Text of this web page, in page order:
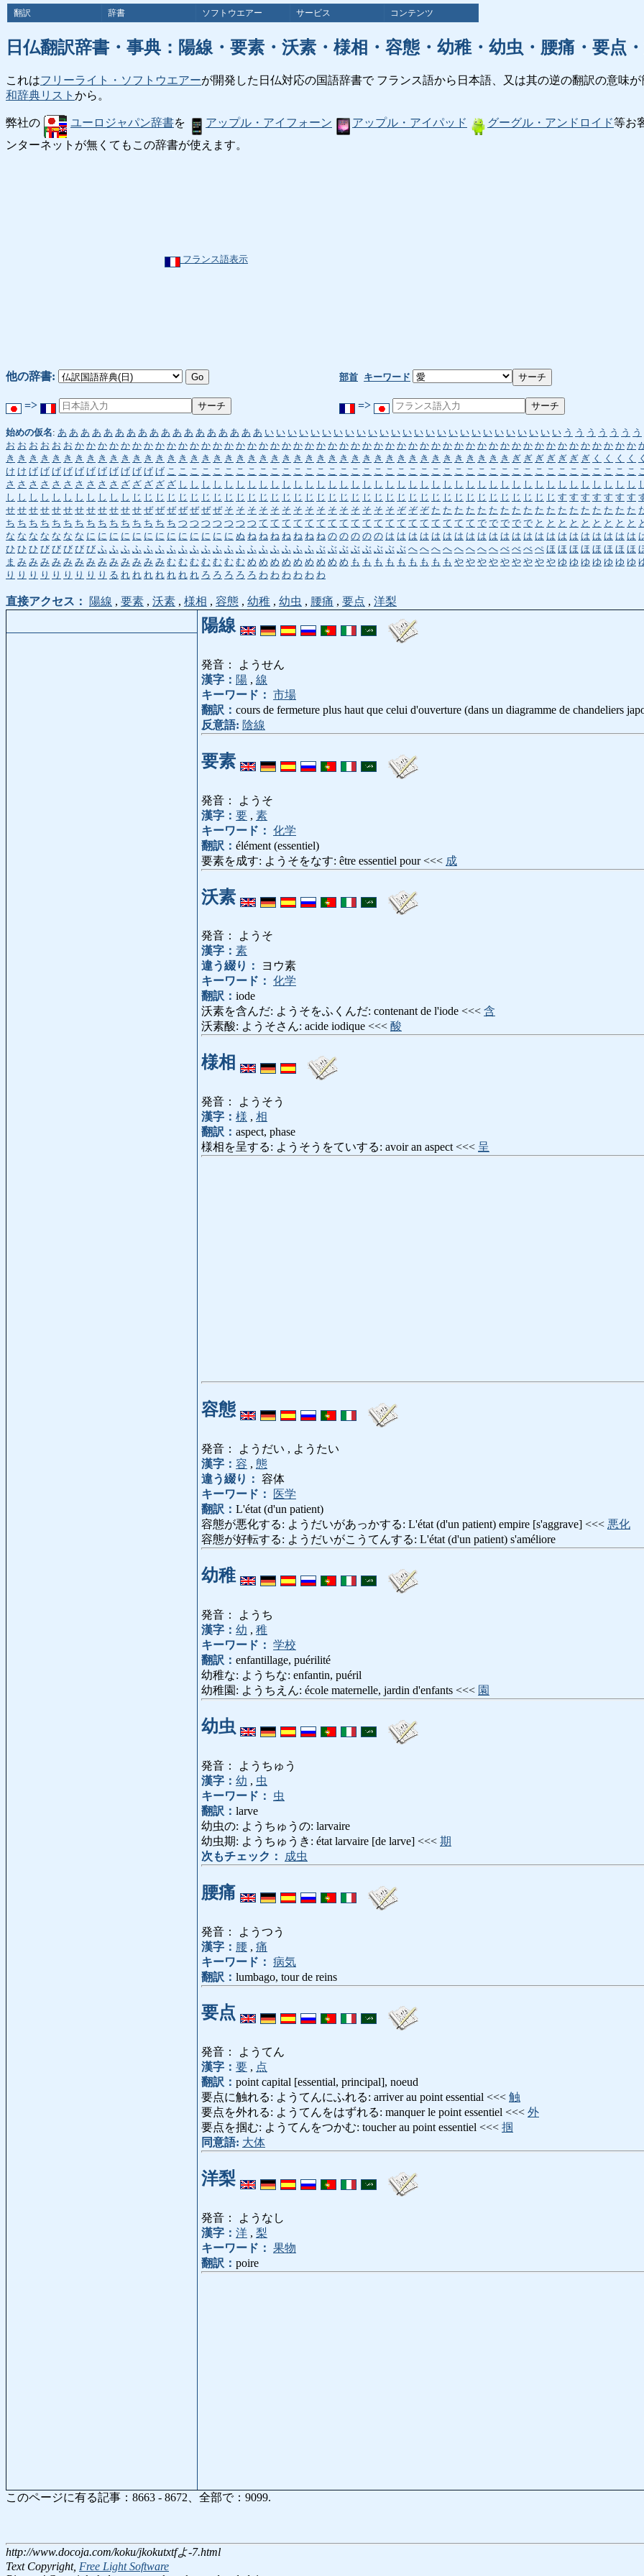
翻訳 辞書 ソフトウエアー サービス コンテンツ
日仏翻訳辞書・事典：陽線・要素・沃素・様相・容態・幼稚・幼虫・腰痛・要点
これはフリーライト・ソフトウエアーが開発した日仏対応の国語辞書で フランス語から日本語、又は其の逆の翻訳の意味
和辞典リスト から。
弊社の ユーロジャパン辞書を アップル・アイフォーン アップル・アイパッド グーグル・アンドロイド等お
ンターネットが無くてもこの辞書が使えます。
フランス語表示
他の辞書: 部首 キーワード
=> =>
始めの仮名: あ あ あ あ あ あ あ あ あ あ あ あ あ あ あ あ あ あ い い い い い い い い い い い い い い い い い い い い い い い い い い う う う う う う う
お お お お お お か か か か か か か か か か か か か か か か か か か か か か か か か か か か か か か か か か か か か か か か か か か か か か か か か
き き き き き き き き き き き き き き き き き き き き き き き き き き き き き き き き き き き き き き き き き き き き ぎ ぎ ぎ ぎ ぎ ぎ ぎ く く く く く
け け げ げ げ げ げ げ げ げ げ げ げ げ こ こ こ こ こ こ こ こ こ こ こ こ こ こ こ こ こ こ こ こ こ こ こ こ こ こ こ こ こ こ こ こ こ こ こ こ こ こ こ こ こ
さ さ さ さ さ さ さ さ さ さ ざ ざ ざ ざ ざ し し し し し し し し し し し し し し し し し し し し し し し し し し し し し し し し し し し し し し し し
し し し し し し し し し し し じ じ じ じ じ じ じ じ じ じ じ じ じ じ じ じ じ じ じ じ じ じ じ じ じ じ じ じ じ じ じ じ じ じ じ じ じ す す す す す す す
せ せ せ せ せ せ せ せ せ せ せ せ ぜ ぜ ぜ ぜ ぜ ぜ ぜ そ そ そ そ そ そ そ そ そ そ そ そ そ そ そ ぞ ぞ ぞ た た た た た た た た た た た た た た た た た た
ち ち ち ち ち ち ち ち ち ち ち ち ち ち ち つ つ つ つ つ つ つ て て て て て て て て て て て て て て て て て て て で で で で で と と と と と と と と と
な な な な な な な に に に に に に に に に に に に に ぬ ね ね ね ね ね ね ね の の の の の は は は は は は は は は は は は は は は は は は は は は は
ひ ひ ひ び び び び び ふ ふ ふ ふ ふ ふ ふ ふ ふ ふ ふ ふ ふ ふ ふ ふ ふ ふ ふ ぶ ぶ ぶ ぶ ぶ ぶ ぶ ぶ へ へ へ へ へ へ へ へ べ べ べ ぺ ほ ほ ほ ほ ほ ほ ほ ほ
ま み み み み み み み み み み み み み む む む む む む む め め め め め め め め め も も も も も も も も も や や や や や や や や や ゆ ゆ ゆ ゆ ゆ ゆ ゆ
り り り り り り り り り る れ れ れ れ れ れ れ ろ ろ ろ ろ ろ わ わ わ わ わ わ
直接アクセス： 陽線 , 要素 , 沃素 , 様相 , 容態 , 幼稚 , 幼虫 , 腰痛 , 要点 , 洋梨
陽線
発音： ようせん
漢字： 陽 , 線
キーワード： 市場
翻訳： cours de fermeture plus haut que celui d'ouverture (dans un diagramme de chandeliers
反意語: 陰線
要素
発音： ようそ
漢字： 要 , 素
キーワード： 化学
翻訳： élément (essentiel)
要素を成す: ようそをなす: être essentiel pour <<< 成
沃素
発音： ようそ
漢字： 素
違う綴り：
ヨウ素
キーワード： 化学
翻訳： iode
沃素を含んだ: ようそをふくんだ: contenant de l'iode <<< 含
沃素酸: ようそさん: acide iodique <<< 酸
様相
発音： ようそう
漢字： 様 , 相
翻訳： aspect, phase
様相を呈する: ようそうをていする: avoir an aspect <<< 呈
容態
発音： ようだい , ようたい
漢字： 容 , 態
違う綴り： 容体
キーワード：
医学
翻訳： L'état (d'un patient)
容態が悪化する: ようだいがあっかする: L'état (d'un patient) empire [s'aggrave] <<< 悪化
容態が好転する: ようだいがこうてんする: L'état (d'un patient) s'améliore
幼稚
発音： ようち
漢字： 幼 , 稚
キーワード： 学校
翻訳： enfantillage, puérilité
幼稚な: ようちな: enfantin, puéril
幼稚園: ようちえん: école maternelle, jardin d'enfants <<< 園
幼虫
発音： ようちゅう
漢字： 幼 , 虫
キーワード：
虫
翻訳： larve
幼虫の: ようちゅうの: larvaire
幼虫期: ようちゅうき: état larvaire [de larve] <<< 期
次もチェック：
成虫
腰痛
発音： ようつう
漢字： 腰 , 痛
キーワード： 病気
翻訳： lumbago, tour de reins
要点
発音： ようてん
漢字： 要 , 点
翻訳： point capital [essential, principal], noeud
要点に触れる: ようてんにふれる: arriver au point essential <<< 触
要点を外れる: ようてんをはずれる: manquer le point essentiel <<< 外
要点を掴む: ようてんをつかむ: toucher au point essentiel <<< 掴
同意語: 大体
洋梨
発音： ようなし
漢字： 洋 , 梨
キーワード： 果物
翻訳： poire
このページに有る記事：8663 - 8672、全部で：9099.
http://www.docoja.com/koku/jkokutxtfよ-7.html
Text Copyright, Free Light Software